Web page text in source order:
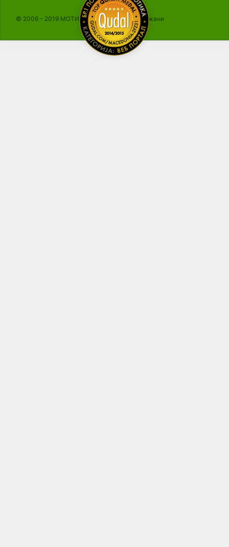
© 2006 - 2019 МОТИКА, Сите права се задржани